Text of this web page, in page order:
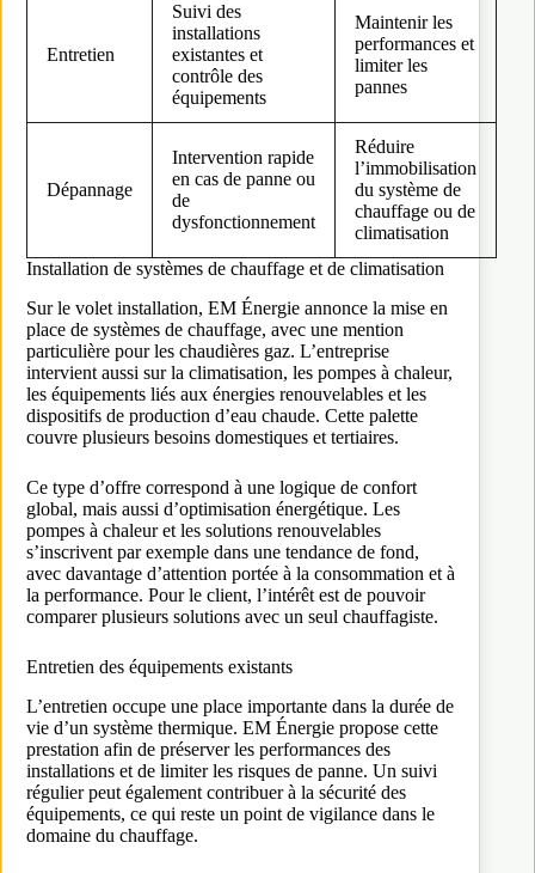
Entretien
Suivi des
installations
existantes et
contrôle des
équipements
Maintenir les
performances et
limiter les
pannes
Dépannage
Intervention rapide
en cas de panne ou
de
dysfonctionnement
Réduire
l’immobilisation
du système de
chauffage ou de
climatisation
Installation de systèmes de chauffage et de climatisation
Sur le volet installation, EM Énergie annonce la mise en
place de systèmes de chauffage, avec une mention
particulière pour les chaudières gaz. L’entreprise
intervient aussi sur la climatisation, les pompes à chaleur,
les équipements liés aux énergies renouvelables et les
dispositifs de production d’eau chaude. Cette palette
couvre plusieurs besoins domestiques et tertiaires.
Ce type d’offre correspond à une logique de confort
global, mais aussi d’optimisation énergétique. Les
pompes à chaleur et les solutions renouvelables
s’inscrivent par exemple dans une tendance de fond,
avec davantage d’attention portée à la consommation et à
la performance. Pour le client, l’intérêt est de pouvoir
comparer plusieurs solutions avec un seul chauffagiste.
Entretien des équipements existants
L’entretien occupe une place importante dans la durée de
vie d’un système thermique. EM Énergie propose cette
prestation afin de préserver les performances des
installations et de limiter les risques de panne. Un suivi
régulier peut également contribuer à la sécurité des
équipements, ce qui reste un point de vigilance dans le
domaine du chauffage.